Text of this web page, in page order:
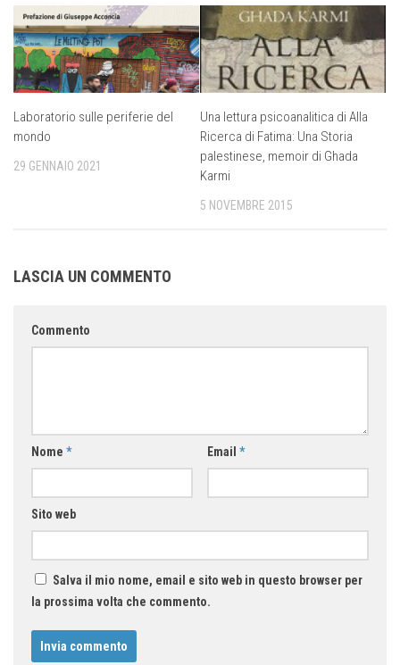
Laboratorio sulle periferie del
mondo
29 GENNAIO 2021
Una lettura psicoanalitica di Alla
Ricerca di Fatima: Una Storia
palestinese, memoir di Ghada
Karmi
5 NOVEMBRE 2015
LASCIA UN COMMENTO
Commento
Nome * Email *
Sito web
Salva il mio nome, email e sito web in questo browser per
la prossima volta che commento.